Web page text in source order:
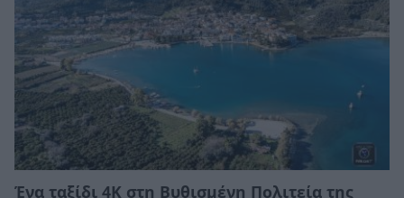
Ένα ταξίδι 4K στη Βυθισμένη Πολιτεία της